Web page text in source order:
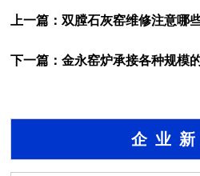
上一篇：双膛石灰窑维修注意哪
下一篇：金永窑炉承接各种规模
企业新